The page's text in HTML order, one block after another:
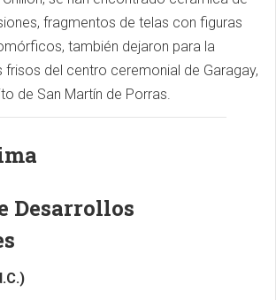
fragmentos de telas con figuras
también dejaron para la
del centro ceremonial de Garagay,
de San Martín de Porras.
Desarrollos